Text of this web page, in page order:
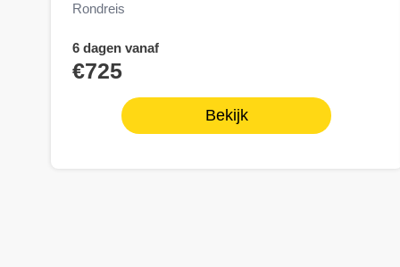
Rondreis
6 dagen vanaf
€725
Bekijk